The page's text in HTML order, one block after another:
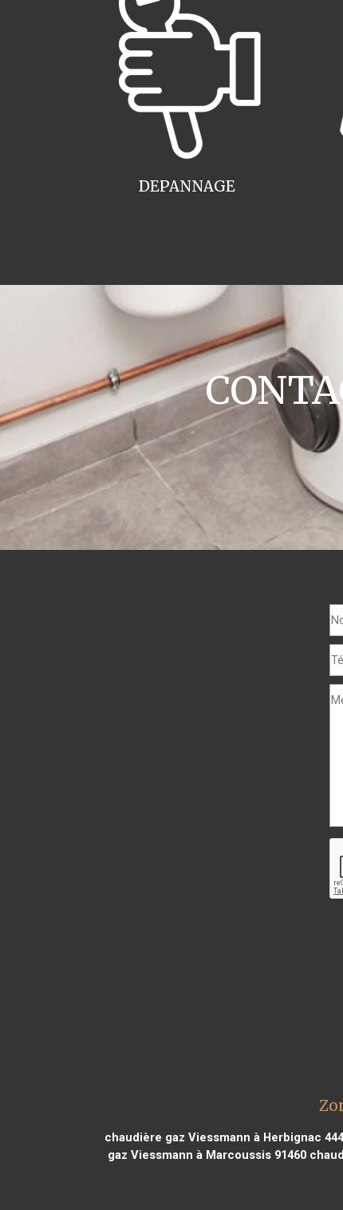
DEPANNAGE
chaudière gaz Viessmann à Herbignac
gaz Viessmann à Marcoussis 91460